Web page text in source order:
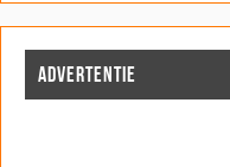
ADVERTENTIE